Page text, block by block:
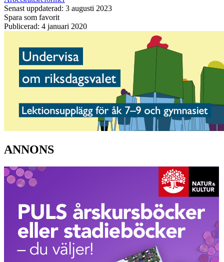
Senast uppdaterad: 3 augusti 2023
Spara som favorit
Publicerad: 4 januari 2020
ANNONS